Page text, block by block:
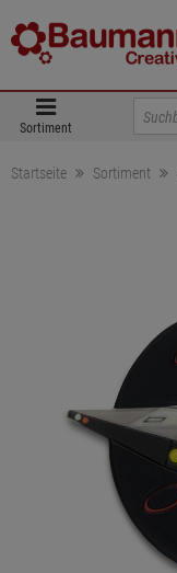
Sortiment
Startseite Sortiment